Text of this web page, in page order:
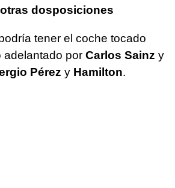
dosposiciones
tener el coche tocado
adelantado por Carlos Sainz y
Pérez y Hamilton.